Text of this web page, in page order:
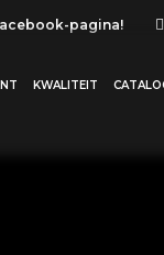
pagina!
KWALITEIT